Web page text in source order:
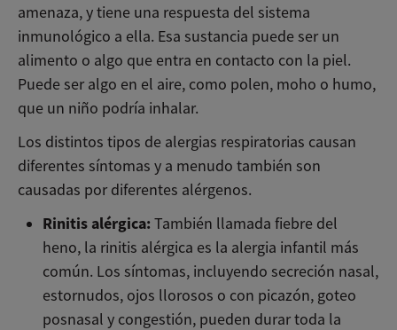
amenaza, y tiene una respuesta del sistema
inmunológico a ella. Esa sustancia puede ser un
alimento o algo que entra en contacto con la piel.
Puede ser algo en el aire, como polen, moho o humo,
que un niño podría inhalar.
Los distintos tipos de alergias respiratorias causan
diferentes síntomas y a menudo también son
causadas por diferentes alérgenos.
Rinitis alérgica:También llamada fiebre del
heno, la rinitis alérgica es la alergia infantil más
común. Los síntomas, incluyendo secreción nasal,
estornudos, ojos llorosos o con picazón, goteo
posnasal y congestión, pueden durar toda la